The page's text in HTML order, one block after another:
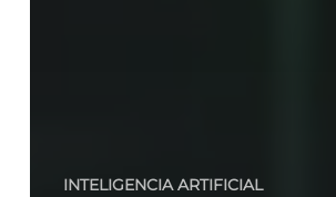
INTELIGENCIA ARTIFICIAL